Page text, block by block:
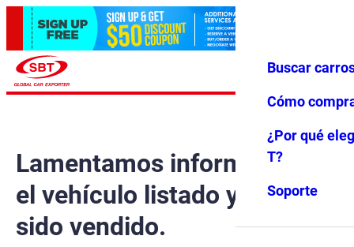
Favoritos Menú
Buscar
Cómo
¿Por qué
T?
Soporte
Lamentamos informarle que
el vehículo listado ya ha
sido vendido.